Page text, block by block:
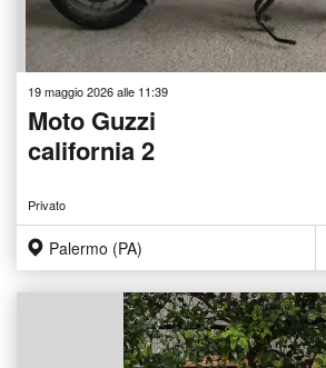
19 maggio 2026 alle 11:39
Moto Guzzi
california 2
Privato
Palermo (PA)